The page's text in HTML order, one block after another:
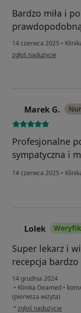
Bardzo miła i
14 czerwca 2025 •
w opinii użytkownika Ł.K
zgłoś nadużycie
Marek G.
Profesjonalne
sympatyczna i
14 czerwca 2025 •
Lolek
Super lekarz i
recepcja
14 grudnia 2024
• Klinika Deamed •
(pierwsza wizyta)
• w opinii użytkownika
zgłoś nadużycie